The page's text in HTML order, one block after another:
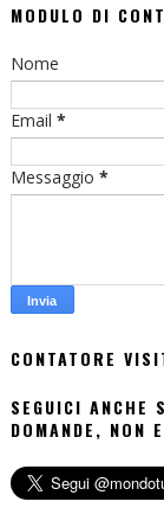
MODULO DI
Nome
Email *
Messaggio *
CONTATORE
SEGUICI ANCHE
DOMANDE, NON